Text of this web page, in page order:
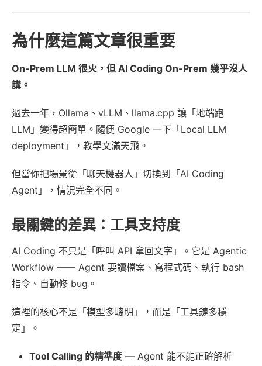
為什麼這篇文章很重要
On-Prem LLM 很火，但 AI Coding On-Prem 幾乎沒人
講。
過去一年，Ollama、vLLM、llama.cpp 讓「地端跑
LLM」變得超簡單。隨便 Google 一下「Local LLM
deployment」，教學文滿天飛。
但當你把場景從「聊天機器人」切換到「AI Coding
Agent」，情況完全不同。
最關鍵的差異：工具支持度
AI Coding 不只是「呼叫 API 拿回文字」。它是 Agentic
Workflow —— Agent 要讀檔案、寫程式碼、執行 bash
指令、自動修 bug。
這裡的核心不是「模型多聰明」，而是「工具鏈多穩
定」。
Tool Calling 的精準度 — Agent 能不能正確解析